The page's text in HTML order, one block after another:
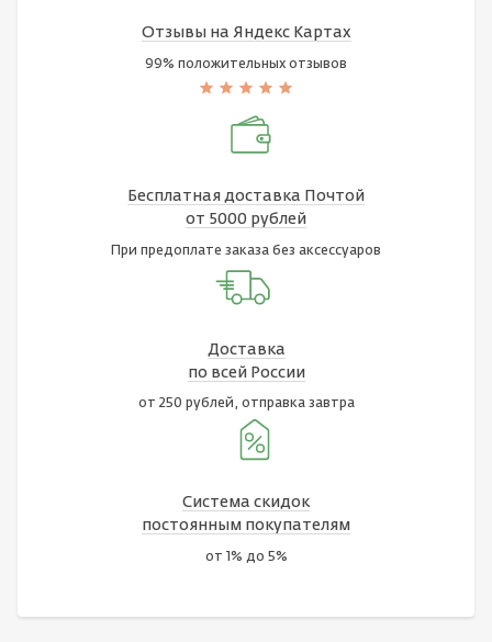
Отзывы на Яндекс Картах
99% положительных отзывов
Бесплатная доставка Почтой
от 5000 рублей
При предоплате заказа без аксессуаров
Доставка
по всей России
от 250 рублей, отправка завтра
Система скидок
постоянным покупателям
от 1% до 5%